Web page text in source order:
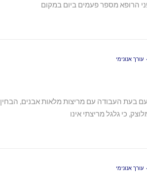
הרופא מספר פעמים ביום במקום
עורך אנונימי
בעת העבודה עם מריצות מלאות אבנים, הבחין
כי גלגל מריצתי אינו
עורך אנונימי